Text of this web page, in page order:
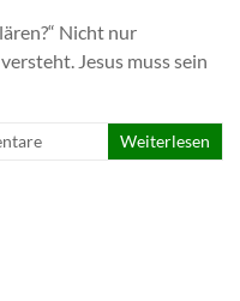
Nicht nur
Jesus muss sein
Weiterlesen